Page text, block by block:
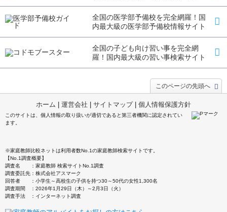
全国の医学部予備校を完全網羅！国
内最大級の医学部予備校情報サイト
全国の子ども向け習い事を完全網
羅！国内最大級の習い事検索サイト
このページの先頭へ
ホーム | 運営会社 | サイトマップ| 個人情報保護方針
このサイトは、個人情報の取り扱いが適切であると第三者機関に認定されてい
ます。
※家庭教師比較ネットは利用者数No.1の家庭教師検索サイトです。
【No.1調査概要】
調査名 ：家庭教師 検索サイトNo.1調査
調査委託先：株式会社アスマーク
回答者 ：小学生～高校生の子供を持つ30～50代の女性1,300名
調査期間 ：2026年1月29日（木）～2月3日（火）
調査手法 ：インターネット調査